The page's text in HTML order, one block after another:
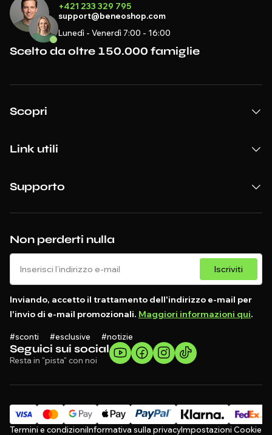
Seguici sui social
Resta in "pista" con noi
Non perderti nulla
Iscriviti
Inviando, accetto il trattamento dell'indirizzo e-mail per
l'invio di e-mail promozionali. Maggiori informazioni qui.
#sconti #esclusive #notizie
+421 233 329 795
support@beneoshop.com
Lunedì - Venerdì 7:00 - 16:00
Scelto da oltre 150.000 famiglie
Scopri
Link utili
Supporto
Termini e condizioniInformativa sulla privacyImpostazioni Cookie